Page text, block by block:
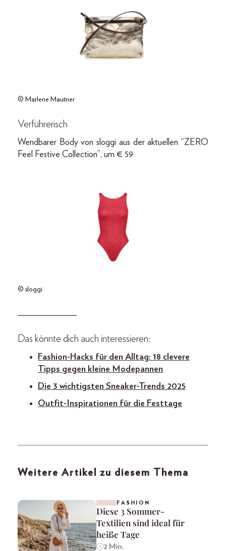
© Marlene Mautner
Verführerisch
Wendbarer Body von sloggi aus der aktuellen “ZERO
Feel Festive Collection”, um € 59
© sloggi
_____________
Das könnte dich auch interessieren:
Fashion-Hacks für den Alltag: 18 clevere
Tipps gegen kleine Modepannen
Die 3 wichtigsten Sneaker-Trends 2025
Outfit-Inspirationen für die Festtage
Weitere Artikel zu diesem Thema
FASHION
Diese 3 Sommer-
Textilien sind ideal für
heiße Tage
2 Min.